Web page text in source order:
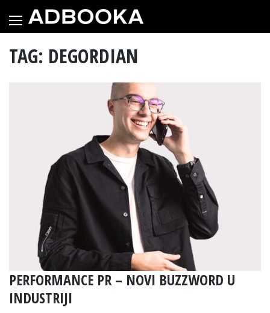
content
TAG: DEGORDIAN
PERFORMANCE PR – NOVI BUZZWORD U
INDUSTRIJI